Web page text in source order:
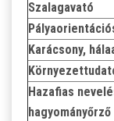
Szalagavató
Karácsony,
Hazafias
hagyományőrző